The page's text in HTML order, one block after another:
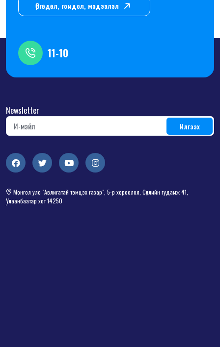
Өргөдөл, гомдол, мэдээлэл
11-10
Newsletter
Монгол улс "Авлигатай тэмцэх газар", 5-р хороолол, Сөүлийн гудамж 41,
Улаанбаатар хот 14250